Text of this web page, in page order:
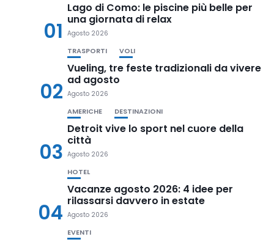
01
Lago di Como: le piscine più belle per
una giornata di relax
Agosto 2026
02
TRASPORTI VOLI
Vueling, tre feste tradizionali da vivere
ad agosto
Agosto 2026
03
AMERICHE DESTINAZIONI
Detroit vive lo sport nel cuore della
città
Agosto 2026
04
HOTEL
Vacanze agosto 2026: 4 idee per
rilassarsi davvero in estate
Agosto 2026
EVENTI